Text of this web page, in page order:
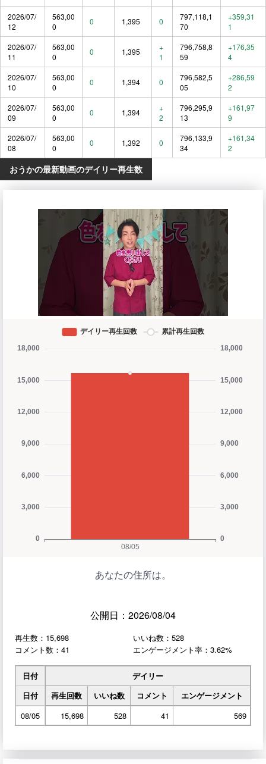
2026/07/
12
563,00
0
0 1,395 0
797,118,1
70
+359,31
1
2026/07/
11
563,00
0
0 1,395
+
1
796,758,8
59
+176,35
4
2026/07/
10
563,00
0
0 1,394 0
796,582,5
05
+286,59
2
2026/07/
09
563,00
0
0 1,394
+
2
796,295,9
13
+161,97
9
2026/07/
08
563,00
0
0 1,392 0
796,133,9
34
+161,34
2
おうかの最新動画のデイリー再生数
あなたの住所は。
公開日：2026/08/04
再生数：15,698
いいね数：528
コメント数：41
エンゲージメント率：3.62%
日付
デイリー
日付
再生回数 いいね数 コメント
エンゲージメント
08/05
15,698 528 41 569